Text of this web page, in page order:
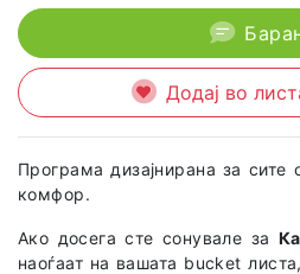
Додај во
Програма дизајнирана за сите
комфор.
Ако досега сте сонувале за
наоѓаат на вашата bucket